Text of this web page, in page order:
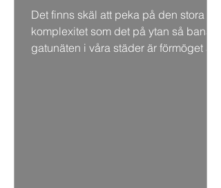
Det finns skäl att peka på den stora
komplexitet som det på ytan så banala
gatunäten i våra städer är förmöget att